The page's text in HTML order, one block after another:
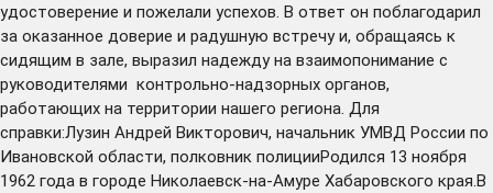
удостоверение и пожелали успехов. В ответ он поблагодарил
за оказанное доверие и радушную встречу и, обращаясь к
сидящим в зале, выразил надежду на взаимопонимание с
руководителями контрольно-надзорных органов,
работающих на территории нашего региона. Для
справки:Лузин Андрей Викторович, начальник УМВД России по
Ивановской области, полковник полицииРодился 13 ноября
1962 года в городе Николаевск-на-Амуре Хабаровского края.В